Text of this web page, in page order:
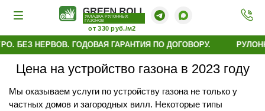
УКЛАДКА РУЛОННЫХ
ГАЗОНОВ
от 330 руб./м2
НЕРВОВ. ГОДОВАЯ ГАРАНТИЯ ПО ДОГОВОРУ.
Цена на устройство газона в 2023 году
Мы оказываем услуги по устройству газона не только у
частных домов и загородных вилл. Некоторые типы